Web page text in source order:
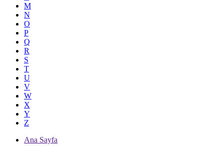
M
N
O
P
Q
R
S
T
U
V
W
X
Y
Z
Ana Sayfa